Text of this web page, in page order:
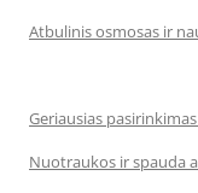
Atbulinis osmosas ir
Geriausias
Nuotraukos ir spauda